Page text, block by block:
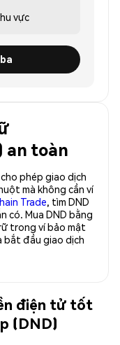
vực
an toàn
cho phép giao dịch
mà không cần ví
Trade, tìm DND
có. Mua DND bằng
trong ví bảo mật
bắt đầu giao dịch
điện tử tốt
(DND)